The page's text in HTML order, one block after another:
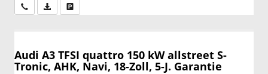
Wir rufen Sie anPDF-Datei, Fahrzeugexposé drucken
Audi A3 TFSI quattro 150 kW allstreet S-
Tronic, AHK, Navi, 18-Zoll, 5-J. Garantie